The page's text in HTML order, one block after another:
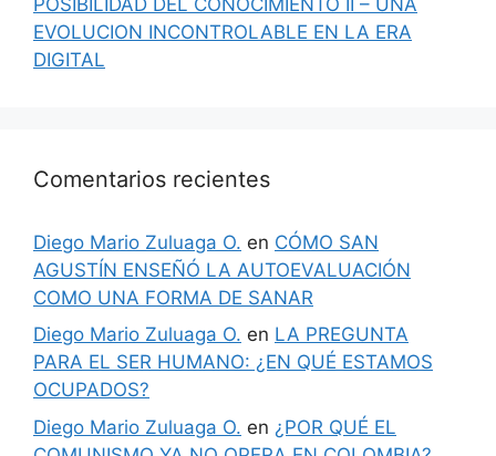
EVOLUCION INCONTROLABLE EN LA ERA
DIGITAL
Comentarios recientes
Diego Mario Zuluaga O. en CÓMO SAN
AGUSTÍN ENSEÑÓ LA AUTOEVALUACIÓN
COMO UNA FORMA DE SANAR
Diego Mario Zuluaga O. en LA PREGUNTA
PARA EL SER HUMANO: ¿EN QUÉ ESTAMOS
OCUPADOS?
Diego Mario Zuluaga O. en ¿POR QUÉ EL